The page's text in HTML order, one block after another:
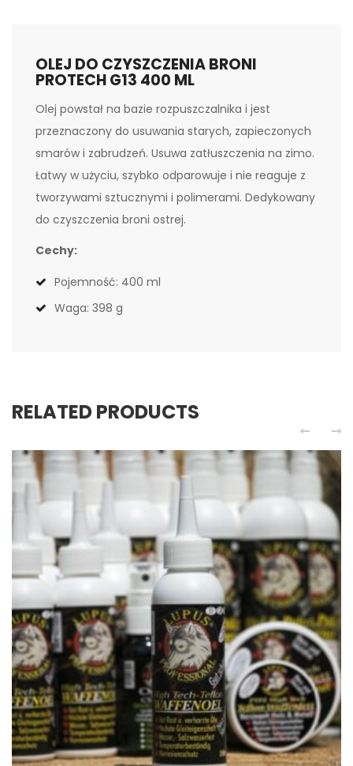
OLEJ DO CZYSZCZENIA BRONI
PROTECH G13 400 ML
Olej powstał na bazie rozpuszczalnika i jest
przeznaczony do usuwania starych, zapieczonych
smarów i zabrudzeń. Usuwa zatłuszczenia na zimo.
Łatwy w użyciu, szybko odparowuje i nie reaguje z
tworzywami sztucznymi i polimerami. Dedykowany
do czyszczenia broni ostrej.
Cechy:
Pojemność: 400 ml
Waga: 398 g
RELATED PRODUCTS